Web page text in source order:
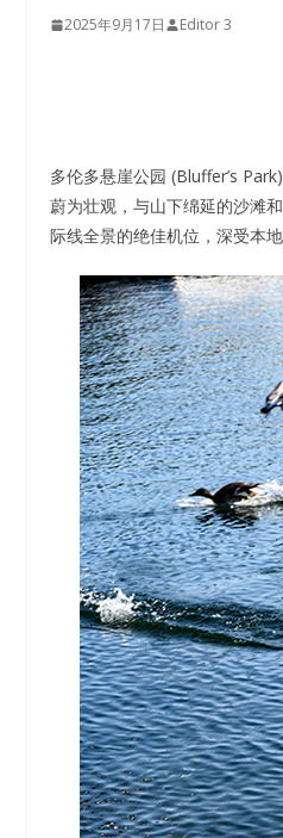
2025年9月17日 Editor 3
多伦多悬崖公园 (Bluffer’s
蔚为壮观，与山下绵延的沙滩
际线全景的绝佳机位，深受本地